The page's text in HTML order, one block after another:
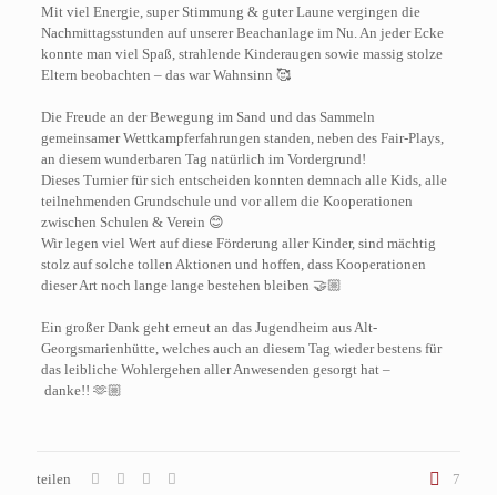
Mit viel Energie, super Stimmung & guter Laune vergingen die
Nachmittagsstunden auf unserer Beachanlage im Nu. An jeder Ecke
konnte man viel Spaß, strahlende Kinderaugen sowie massig stolze
Eltern beobachten – das war Wahnsinn 🥰
Die Freude an der Bewegung im Sand und das Sammeln
gemeinsamer Wettkampferfahrungen standen, neben des Fair-Plays,
an diesem wunderbaren Tag natürlich im Vordergrund!
Dieses Turnier für sich entscheiden konnten demnach alle Kids, alle
teilnehmenden Grundschule und vor allem die Kooperationen
zwischen Schulen & Verein 😊
Wir legen viel Wert auf diese Förderung aller Kinder, sind mächtig
stolz auf solche tollen Aktionen und hoffen, dass Kooperationen
dieser Art noch lange lange bestehen bleiben 🤝🏼
Ein großer Dank geht erneut an das Jugendheim aus Alt-
Georgsmarienhütte, welches auch an diesem Tag wieder bestens für
das leibliche Wohlergehen aller Anwesenden gesorgt hat –
danke!! 🫶🏼
teilen 7